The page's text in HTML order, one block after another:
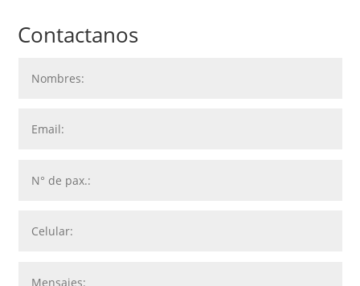
Contactanos